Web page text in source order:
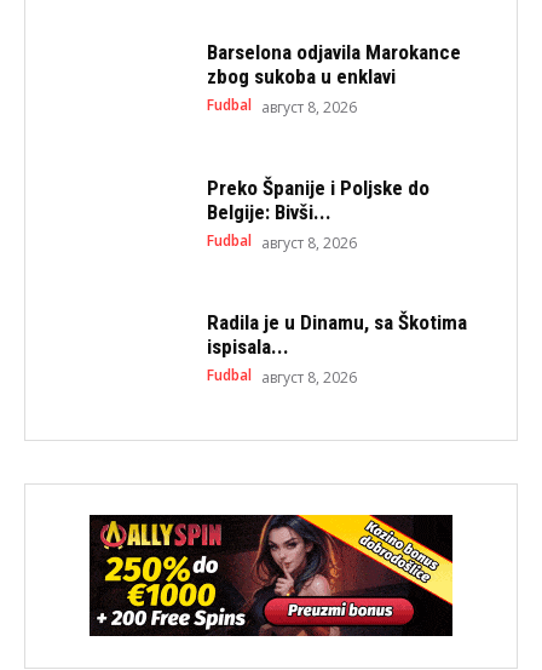
Barselona odjavila Marokance
zbog sukoba u enklavi
Fudbal август 8, 2026
Preko Španije i Poljske do
Belgije: Bivši...
Fudbal август 8, 2026
Radila je u Dinamu, sa Škotima
ispisala...
Fudbal август 8, 2026